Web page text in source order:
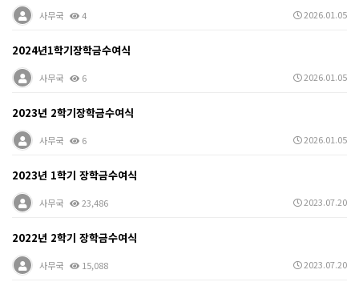
사무국 4 2026.01.05
2024년1학기장학금수여식
사무국 6 2026.01.05
2023년 2학기장학금수여식
사무국 6 2026.01.05
2023년 1학기 장학금수여식
사무국 23,486 2023.07.20
2022년 2학기 장학금수여식
사무국 15,088 2023.07.20